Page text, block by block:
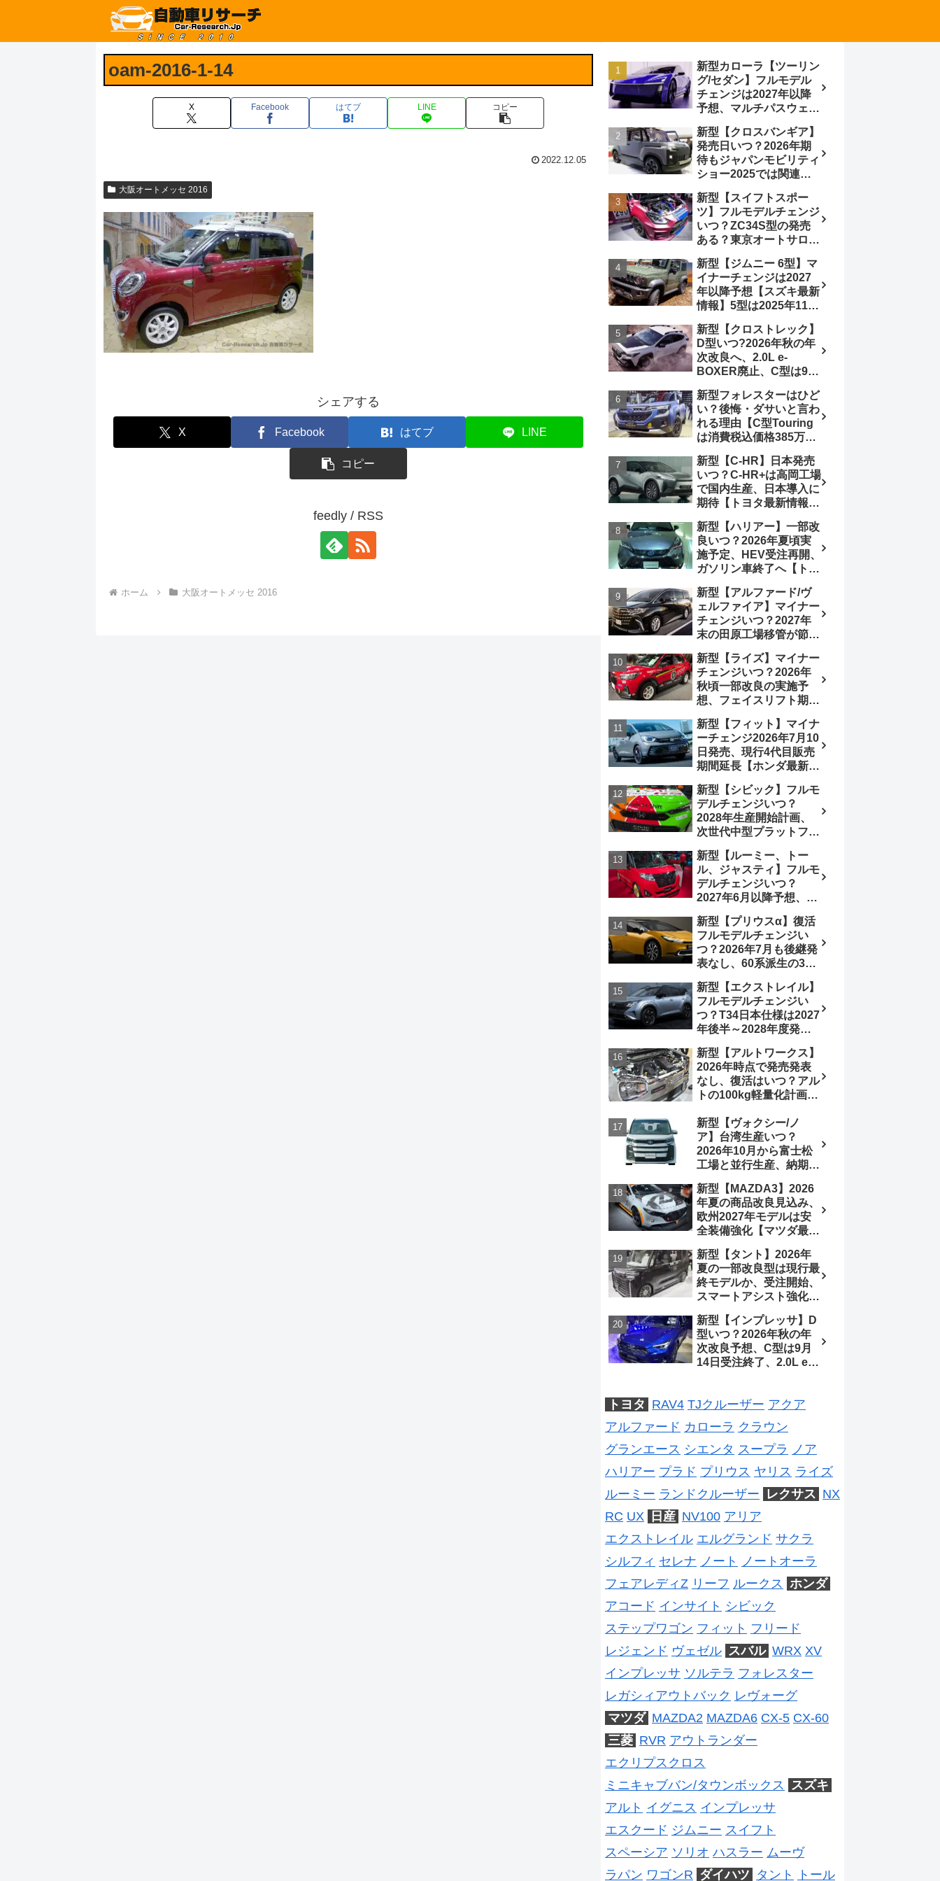
oam-2016-1-14
X Facebook はてブ LINE コピー
2022.12.05
大阪オートメッセ 2016
シェアする
X Facebook はてブ LINE
コピー
feedly / RSS
ホーム 大阪オートメッセ 2016
新型カローラ【ツーリン
グ/セダン】フルモデル
チェンジは2027年以降
予想、マルチパスウェイ
BEVからの派生で新開発
小型エンジン搭載の
HEV/PHEV、ギガキャ
ストの採用は無しか【ト
ヨタ最新情報】60周年記
念車発売
新型【クロスバンギア】
発売日いつ？2026年期
待もジャパンモビリティ
ショー2025では関連モ
最新情報】ベース車ノ
ア/ヴォクシーの台湾生
産開始に注目、「ギア」
のほか「コア」と「ツー
ル」、デリカD:5対抗の
クロスオーバーSUVミニ
バン
新型【スイフトスポー
ツ】フルモデルチェンジ
いつ？ZC34S型の発売
ある？東京オートサロン
エロー レヴはスイスポ
コンセプトか？ハイブリ
ッド化/重量増/価格アッ
プが争点【スズキ最新情
報】特別仕様車
「ZC33S Final
Edition」終了
新型【ジムニー 6型】マ
イナーチェンジは2027
年以降予想【スズキ最新
情報】5型は2025年11月
ACC・スズキコネクト
採用
新型【クロストレック】
D型いつ?2026年秋の年
次改良へ、2.0L e-
BOXER廃止、C型は9月
ーボ採用予想【スバル最
新情報】
新型フォレスターはひど
い？後悔・ダサいと言わ
れる理由【C型Touring
は消費税込価格385万円
19.1km/L、納期4～5か
月】ナビUI・冬用タイ
ヤ・ウィルダネス日本発
売は？カーオブザイヤー
とJNCAP大賞受賞後も
残る注意点
新型【C-HR】日本発売
いつ？C-HR+は高岡工場
で国内生産、日本導入に
期待【トヨタ最新情報】
売、2代目HEV・PHEV
は日本未導入
新型【ハリアー】一部改
良いつ？2026年夏頃実
施予定、HEV受注再開、
ガソリン車終了へ【トヨ
チェンジ2027年以降予
想
新型【アルファード/ヴ
ェルファイア】マイナー
チェンジいつ？2027年
末の田原工場移管が節目
のフェイスリフト予想
【トヨタ最新情報】
2026年6月一部改良済
み、消費税込価格559万
9000円から
新型【ライズ】マイナー
チェンジいつ？2026年
秋頃一部改良の実施予
想、フェイスリフト期
2～3ヵ月に短縮【ダイハ
ツ最新情報】前回改良は
2024年11月5日、価格
180.07～244.2万円、値
上げ約8～10万円、法規
対応、ハイブリッド
4WD追加まだ、フルモ
デルチェンジはトヨタが
介入か
新型【フィット】マイナ
ーチェンジ2026年7月10
日発売、現行4代目販売
期間延長【ホンダ最新情
いつ？フルモデルチェン
ジは2029年頃まで遅れ
る予想
新型【シビック】フルモ
デルチェンジいつ？
2028年生産開始計画、
次世代中型プラットフォ
搭載予想【ホンダ最新情
報】Honda S+ Shiftは現
行e:HEV RS 消費税込
4,659,600円で先行導入
新型【ルーミー、トー
ル、ジャスティ】フルモ
デルチェンジいつ？
2027年6月以降予想、ビ
う無い？【トヨタ最新情
報】1.2Lハイブリッド追
加は次期型に期待
新型【プリウスα】復活
フルモデルチェンジい
つ？2026年7月も後継発
表なし、60系派生の3列
発売される可能性は【ト
ヨタ最新情報デザイン予
想画像】スライドドア装
備の要望も
新型【エクストレイル】
フルモデルチェンジい
つ？T34日本仕様は2027
年後半～2028年度発売
米ローグe-POWERは
2026年後半投入へ
新型【アルトワークス】
2026年時点で発売発表
なし、復活はいつ？アル
トの100kg軽量化計画は
処、5MTターボとアルト
スピリットに期待【スズ
キ最新情報】
新型【ヴォクシー/ノ
ア】台湾生産いつ？
2026年10月から富士松
工場と並行生産、納期短
2026年5月6日マイナー
チェンジ、価格 NOAH
326万1500円、VOXY
375万1000円、特別仕様
車 WxBと煌の追加に期
待、S-Zに12.3インチメ
ーター
新型【MAZDA3】2026
年夏の商品改良見込み、
欧州2027年モデルは安
全装備強化【マツダ最新
ジは2028年以降予想
新型【タント】2026年
夏の一部改良型は現行最
終モデルか、受注開始、
スマートアシスト強化と
フルモデルチェンジ予想
【ダイハツ最新情報】
新型【インプレッサ】D
型いつ？2026年秋の年
次改良予想、C型は9月
14日受注終了、2.0L e-
予想【スバル最新情報】
トヨタ RAV4 TJクルーザー アクア
アルファード カローラ クラウン
グランエース シエンタ スープラ
ノア
ハリアー プラド プリウス ヤリス ライズ
ルーミー ランドクルーザー レクサス NX
RC UX 日産 NV100 アリア
エクストレイル エルグランド サクラ
シルフィ セレナ ノート
ノートオーラ
フェアレディZ リーフ ルークス ホンダ
アコード インサイト シビック
ステップワゴン フィット フリード
レジェンド ヴェゼル スバル WRX XV
インプレッサ ソルテラ フォレスター
レガシィアウトバック レヴォーグ
マツダ MAZDA2 MAZDA6 CX-5 CX-60
三菱 RVR アウトランダー
エクリプスクロス
ミニキャブバン/タウンボックス
スズキ
アルト イグニス インプレッサ
エスクード ジムニー スイフト
スペーシア ソリオ ハスラー ムーヴ
ラパン ワゴンR ダイハツ タント トール